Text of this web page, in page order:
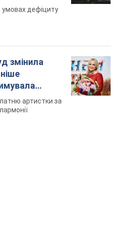
дефіциту
змінила
артистки за